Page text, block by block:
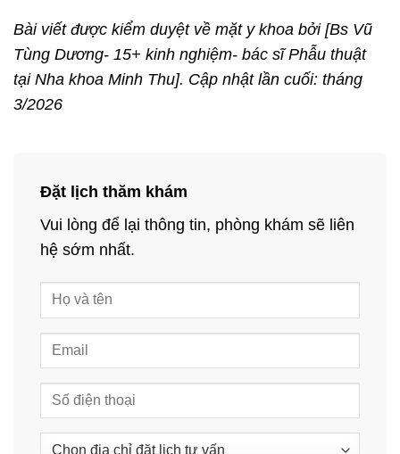
Bài viết được kiểm duyệt về mặt y khoa bởi [Bs Vũ
Tùng Dương- 15+ kinh nghiệm- bác sĩ Phẫu thuật
tại Nha khoa Minh Thu]. Cập nhật lần cuối: tháng
3/2026
Đặt lịch thăm khám
Vui lòng để lại thông tin, phòng khám sẽ liên
hệ sớm nhất.